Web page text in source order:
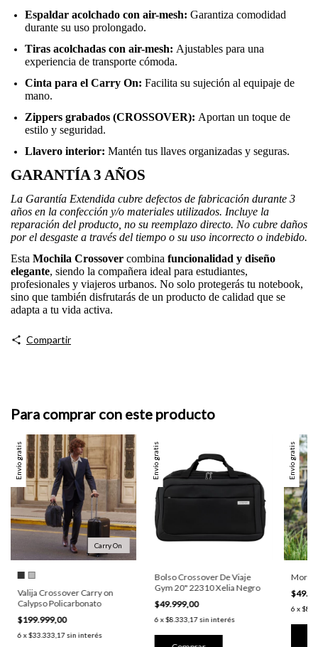
Espaldar acolchado con air-mesh: Garantiza comodidad
durante su uso prolongado.
Tiras acolchadas con air-mesh: Ajustables para una
experiencia de transporte cómoda.
Cinta para el Carry On: Facilita su sujeción al equipaje de
mano.
Zippers grabados (CROSSOVER): Aportan un toque de
estilo y seguridad.
Llavero interior: Mantén tus llaves organizadas y seguras.
GARANTÍA 3 AÑOS
La Garantía Extendida cubre defectos de fabricación durante 3
años en la confección y/o materiales utilizados. Incluye la
reparación del producto, no su reemplazo directo. No cubre daños
por el desgaste a través del tiempo o su uso incorrecto o indebido.
Esta Mochila Crossover combina funcionalidad y diseño
elegante, siendo la compañera ideal para estudiantes,
profesionales y viajeros urbanos. No solo protegerás tu notebook,
sino que también disfrutarás de un producto de calidad que se
adapta a tu vida activa.
Compartir
Para comprar con este producto
Envío gratis
Carry On
Valija Crossover Carry on
Calypso Policarbonato
$199.999,00
6 x$33.333,17sin interés
Envío gratis
Bolso Crossover De Viaje
Gym 20" 22310 Xelia Negro
$49.999,00
6 x$8.333,17 sin interés
Envío gratis
Morral
6 x